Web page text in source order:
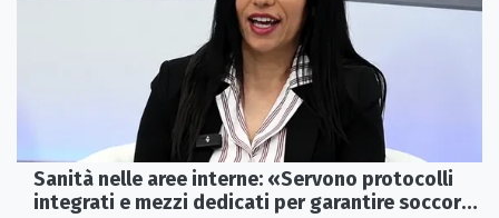
Sanità nelle aree interne: «Servono protocolli
integrati e mezzi dedicati per garantire soccorsi